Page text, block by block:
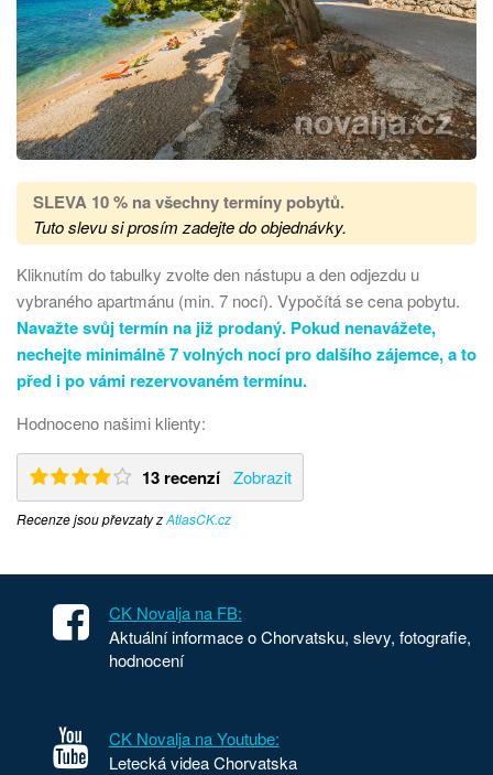
SLEVA 10 % na všechny termíny pobytů.
Tuto slevu si prosím zadejte do objednávky.
Kliknutím do tabulky zvolte den nástupu a den odjezdu u
vybraného apartmánu (min. 7 nocí). Vypočítá se cena pobytu.
Navažte svůj termín na již prodaný. Pokud nenavážete,
nechejte minimálně 7 volných nocí pro dalšího zájemce, a to
před i po vámi rezervovaném termínu.
Hodnoceno našimi klienty:
13 recenzí Zobrazit
Recenze jsou převzaty zAtlasCK.cz
CK Novalja na FB:
Aktuální informace o Chorvatsku, slevy, fotografie,
hodnocení
CK Novalja na Youtube:
Letecká videa Chorvatska